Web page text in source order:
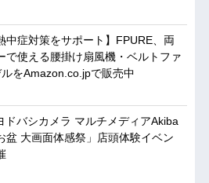
中症対策をサポート】FPURE、両
で使える腰掛け扇風機・ベルトファ
をAmazon.co.jpで販売中
ドバシカメラ マルチメディアAkiba
盆 大画面体感祭」店頭体験イベン